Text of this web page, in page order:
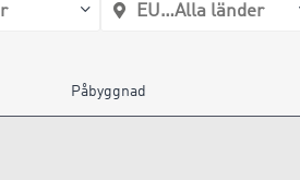
Påbyggnad